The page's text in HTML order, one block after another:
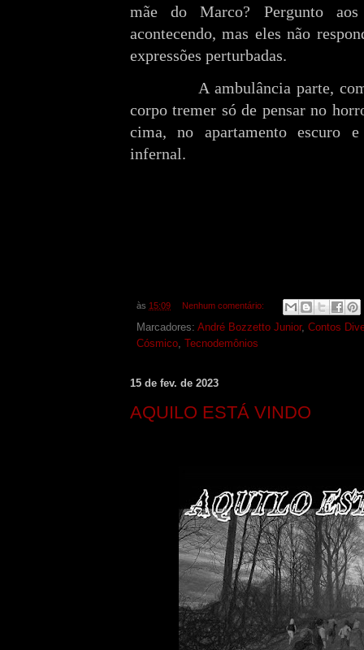
mãe do Marco? Pergunto
acontecendo, mas eles não
expressões perturbadas.
A ambulância parte, com a
corpo tremer só de pensar no
cima, no apartamento escuro
infernal.
às 15:09 Nenhum comentário:
Marcadores: André Bozzetto Junior, Contos
Cósmico Tecnodemônios
15 de fev. de 2023
AQUILO ESTÁ VINDO